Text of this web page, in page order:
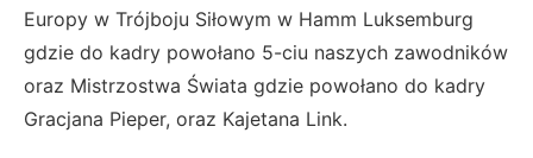
Europy w Trójboju Siłowym w Hamm Luksemburg
gdzie do kadry powołano 5-ciu naszych zawodników
oraz Mistrzostwa Świata gdzie powołano do kadry
Gracjana Pieper, oraz Kajetana Link.